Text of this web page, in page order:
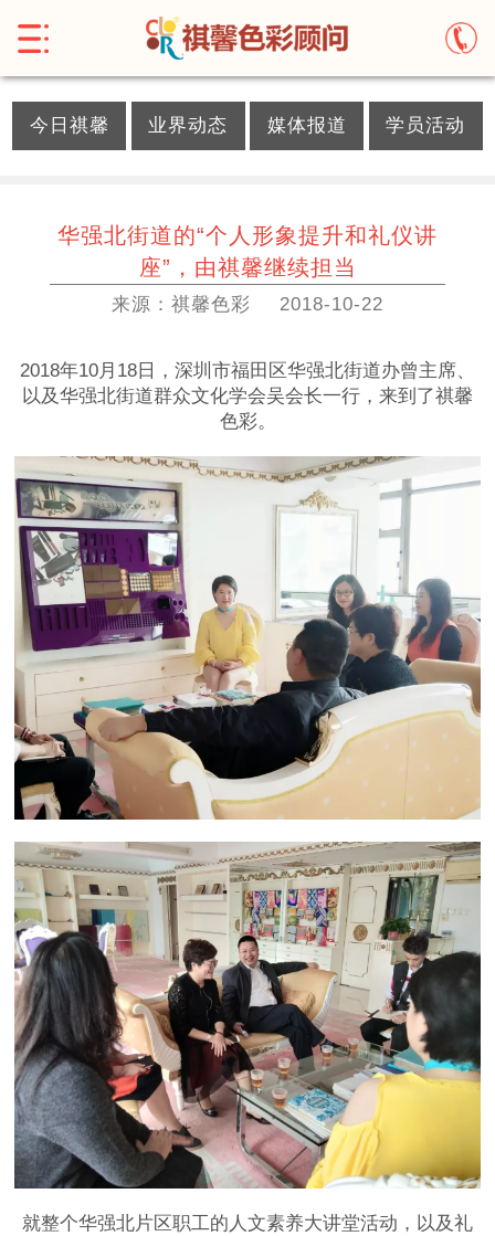
今日祺馨 业界动态 媒体报道 学员活动
华强北街道的“个人形象提升和礼仪讲
座”，由祺馨继续担当
来源：祺馨色彩 2018-10-22
2018年10月18日，深圳市福田区华强北街道办曾主席、
以及华强北街道群众文化学会吴会长一行，来到了祺馨
色彩。
就整个华强北片区职工的人文素养大讲堂活动，以及礼